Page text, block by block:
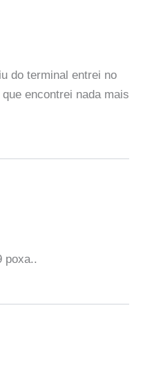
do terminal entrei no
encontrei nada mais
poxa..